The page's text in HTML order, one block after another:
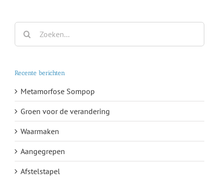
Zoeken
naar:
Recente berichten
Metamorfose Sompop
Groen voor de verandering
Waarmaken
Aangegrepen
Afstelstapel